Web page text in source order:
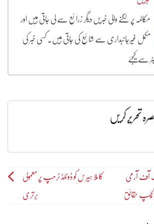
مکالمہ پر لگنے والی خبریں دیگر زرائع سے لی جاتی ہیں اور
مکمل غیرجانبداری سے شائع کی جاتی ہیں۔ کسی خبر کی
سے کیجئے
تحریر کریں
آف آرمی
حقائق
کاملا ہیرس کو ڈونلڈ ٹرمپ پر معمولی
برتری